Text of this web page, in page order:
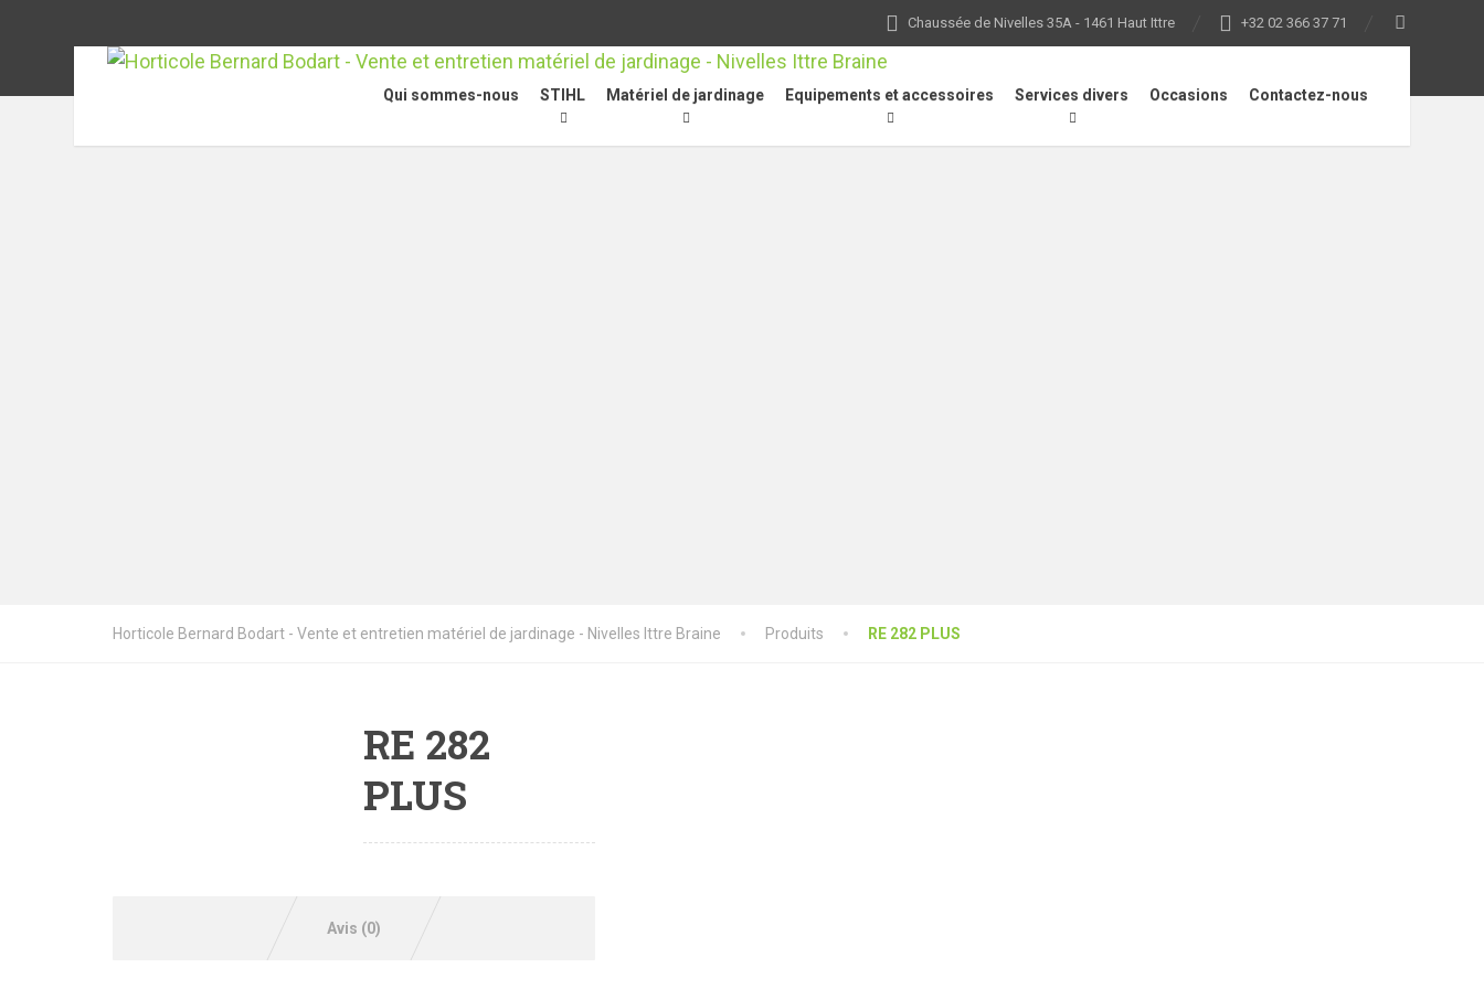
Chaussée de Nivelles 35A - 1461 Haut Ittre +32 02 366 37 71
Qui sommes-nous STIHL Matériel de jardinage Equipements et accessoires Services divers Occasions Contactez-nous
Horticole Bernard Bodart - Vente et entretien matériel de jardinage - Nivelles Ittre Braine Produits RE 282 PLUS
RE 282
PLUS
Avis (0)